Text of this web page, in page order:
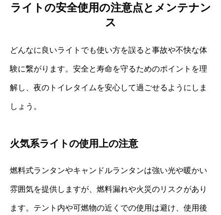
ライトの安全使用の注意点とメンテナン
ス
どんなに良いライトでも使い方を誤ると事故や不快な体
験に繋がります。安全と寿命を守るためのポイントを理
解し、夜のトイレタイムを安心して過ごせるようにしま
しょう。
火気系ライトの使用上の注意
燃料式ランタンやキャンドルランタンは強い光や暖かい
雰囲気を提供しますが、燃料漏れや火災のリスクがあり
ます。テント内や可燃物の近くでの使用は避け、使用後